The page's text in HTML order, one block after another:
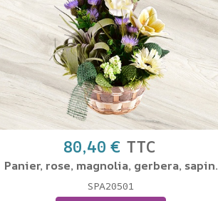
80,40 € TTC
Panier, rose, magnolia, gerbera, sapin.
SPA20501